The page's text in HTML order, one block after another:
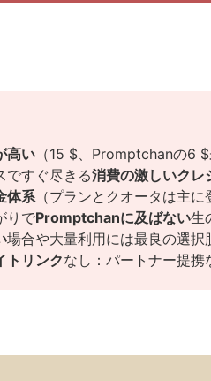
高い （15 $、Promptchanの6 $
ですぐ尽きる消費の激しいクレ
体系 （プランとクオータは主に
りでPromptchanに及ばない生
場合や大量利用には最良の選択
トリンクなし：パートナー提携